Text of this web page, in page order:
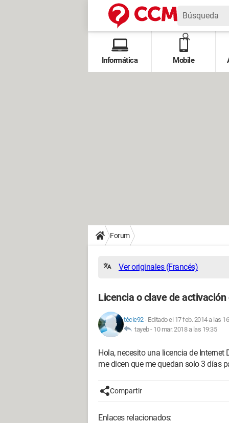
Informática Mobile
Forum
Ver originales (Francés)
Licencia o clave de
tècle92- Editado el 17 feb. 2014 a las
tayeb - 10 mar. 2018 a las 19:35
Hola, necesito una licencia de
me dicen que me quedan solo 3 días
Compartir
Enlaces relacionados: